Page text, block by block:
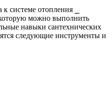
системе отопления ⎯
которую можно выполнить
навыки сантехнических
следующие инструменты и